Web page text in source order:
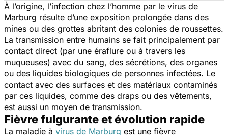
À l’origine, l’infection chez l’homme par le virus de
Marburg résulte d’une exposition prolongée dans des
mines ou des grottes abritant des colonies de roussettes.
La transmission entre humains se fait principalement par
contact direct (par une éraflure ou à travers les
muqueuses) avec du sang, des sécrétions, des organes
ou des liquides biologiques de personnes infectées. Le
contact avec des surfaces et des matériaux contaminés
par ces liquides, comme des draps ou des vêtements,
est aussi un moyen de transmission.
Fièvre fulgurante et évolution rapide
La maladie à virus de Marburg est une fièvre